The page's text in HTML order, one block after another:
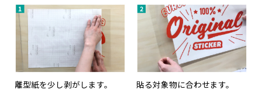
離型紙を少し剥がします。 貼る対象物に合わせます。